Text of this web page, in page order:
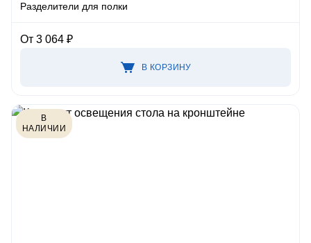
Разделители для полки
От 3 064 ₽
В КОРЗИНУ
В
НАЛИЧИИ